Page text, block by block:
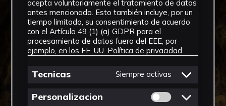
acepta voluntariamente el tratamiento de datos
antes mencionado. Esto también incluye, por un
tiempo limitado, su consentimiento de acuerdo
con el Artículo 49 (1) (a) GDPR para el
procesamiento de datos fuera del EEE, por
ejemplo, en los EE. UU. Política de privacidad
Tecnicas Siempre activas
Personalizacion Permitir cookies